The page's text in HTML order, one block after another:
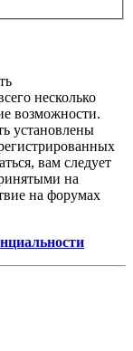
несколько
возможности.
установлены
вам следует
на
на форумах